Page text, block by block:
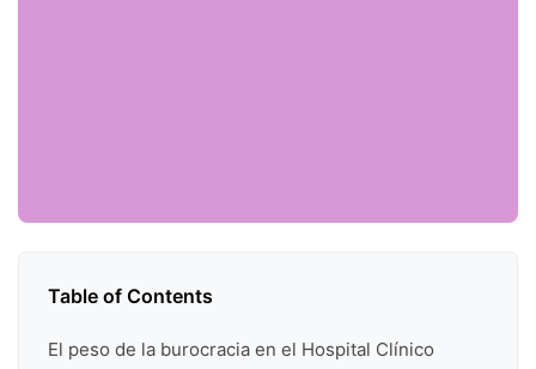
Table of Contents
El peso de la burocracia en el Hospital Clínico